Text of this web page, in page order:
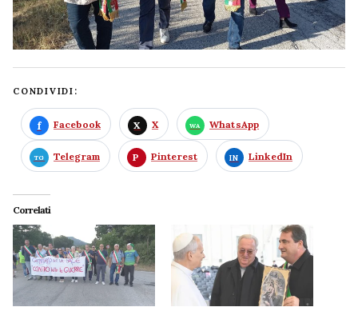
CONDIVIDI:
Facebook X WhatsApp
Telegram Pinterest LinkedIn
Correlati